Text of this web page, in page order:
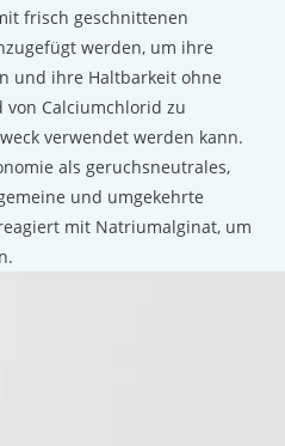
frisch geschnittenen
werden, um ihre
und ihre Haltbarkeit ohne
von Calciumchlorid zu
verwendet werden kann.
als geruchsneutrales,
und umgekehrte
mit Natriumalginat, um